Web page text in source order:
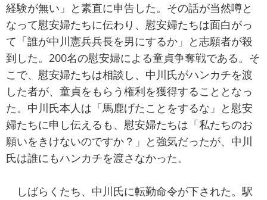
経験が無い」と素直に申告した。その話が当然噂と
なって慰安婦たちに伝わり、慰安婦たちは面白がっ
て「誰が中川憲兵兵長を男にするか」と志願者が殺
到した。200名の慰安婦による童貞争奪戦である。そ
こで、慰安婦たちは相談し、中川氏がハンカチを渡
した者が、童貞をもらう権利を獲得することとなっ
た。中川氏本人は「馬鹿げたことをするな」と慰安
婦たちに申し伝えるも、慰安婦たちは「私たちのお
願いをきけないのですか？」と強気だったが、中川
氏は誰にもハンカチを渡さなかった。
しばらくたち、中川氏に転勤命令が下された。駅